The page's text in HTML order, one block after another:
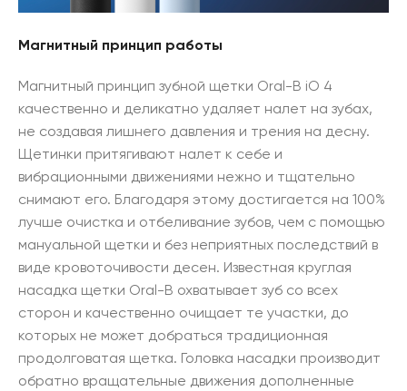
Магнитный принцип работы
Магнитный принцип зубной щетки Oral-B iO 4
качественно и деликатно удаляет налет на зубах,
не создавая лишнего давления и трения на десну.
Щетинки притягивают налет к себе и
вибрационными движениями нежно и тщательно
снимают его. Благодаря этому достигается на 100%
лучше очистка и отбеливание зубов, чем с помощью
мануальной щетки и без неприятных последствий в
виде кровоточивости десен. Известная круглая
насадка щетки Oral-B охватывает зуб со всех
сторон и качественно очищает те участки, до
которых не может добраться традиционная
продолговатая щетка. Головка насадки производит
обратно вращательные движения дополненные